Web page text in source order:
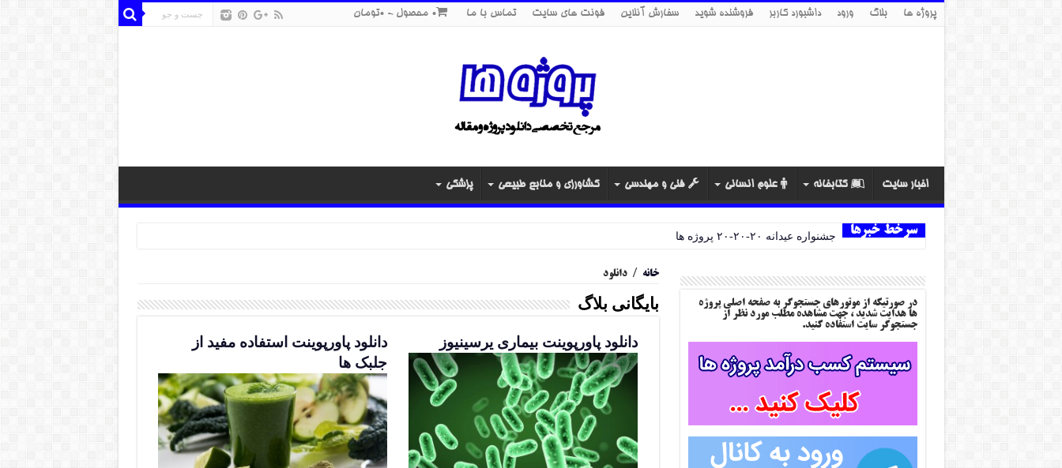
پروژه ها بلاگ ورود داشبورد کاربر فروشنده شوید سفارش آنلاین فونت های سایت تماس با ما 0 محصول 0تومان
اخبار سایت کتابخانه علوم انسانی فنی و مهندسی کشاورزی و منابع طبیعی پزشکی
سرخط خبرها جشنواره عیدانه ۲۰-۲۰-۲۰ پروژه ها
خانه / دانلود
بایگانی بلاگ
دانلود پاورپوینت بیماری یرسینیوز
دانلود پاورپوینت استفاده مفید از
جلبک ها
در صورتیکه از موتورهای جستجوگر به صفحه اصلی پروژه
ها هدایت شدید ، جهت مشاهده مطلب مورد نظر از
جستجوگر سایت استفاده کنید.